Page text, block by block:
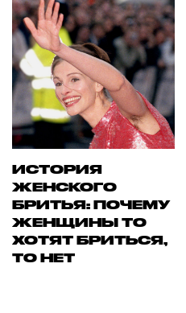
ИСТОРИЯ
ЖЕНСКОГО
БРИТЬЯ: ПОЧЕМУ
ЖЕНЩИНЫ ТО
ХОТЯТ БРИТЬСЯ,
ТО НЕТ